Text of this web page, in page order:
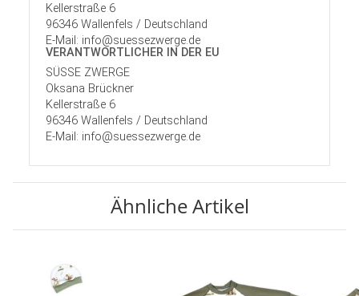
Kellerstraße 6
96346 Wallenfels / Deutschland
E-Mail: info@suessezwerge.de
VERANTWORT­LICHER IN DER EU
SÜSSE ZWERGE
Oksana Brückner
Kellerstraße 6
96346 Wallenfels / Deutschland
E-Mail: info@suessezwerge.de
Ähnliche Artikel